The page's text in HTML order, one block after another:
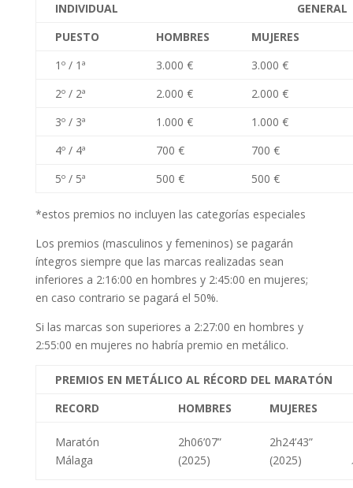
INDIVIDUAL
GENERAL
PUESTO
HOMBRES
MUJERES
1º / 1ª
3.000 €
3.000 €
2º / 2ª
2.000 €
2.000 €
3º / 3ª
1.000 €
1.000 €
4º / 4ª
700 €
700 €
5º / 5ª
500 € 500 €
*estos premios no incluyen las categorías especiales
Los premios (masculinos y femeninos) se pagarán
íntegros siempre que las marcas realizadas sean
inferiores a 2:16:00 en hombres y 2:45:00 en mujeres;
en caso contrario se pagará el 50%.
Si las marcas son superiores a 2:27:00 en hombres y
2:55:00 en mujeres no habría premio en metálico.
PREMIOS EN METÁLICO AL RÉCORD DEL MARATÓN
RECORD
HOMBRES MUJERES
Maratón
Málaga
2h06’07”
(2025)
2h24’43”
(2025)